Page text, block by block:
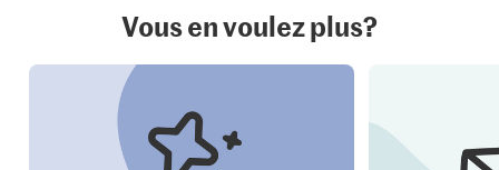
Vous en voulez plus?